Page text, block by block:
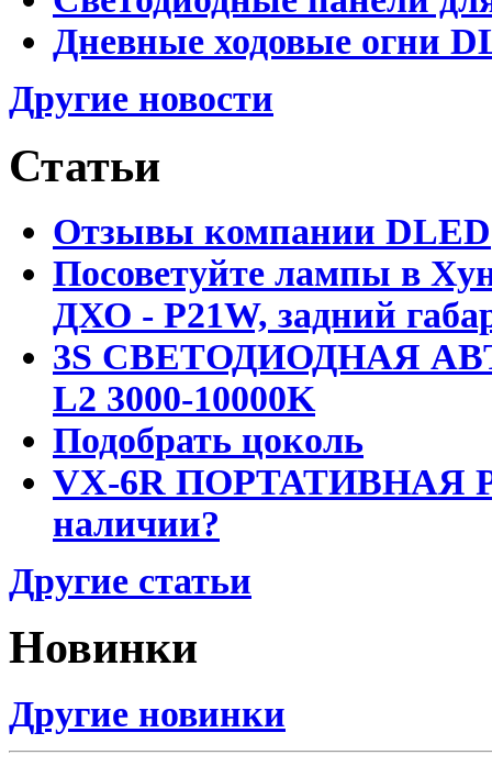
Дневные ходовые огни
Другие новости
Статьи
Отзывы компании DLED
Посоветуйте лампы в
ДХО - P21W, задний
3S СВЕТОДИОДНАЯ
L2 3000-10000K
Подобрать цоколь
VX-6R ПОРТАТИВНАЯ
наличии?
Другие статьи
Новинки
Другие новинки